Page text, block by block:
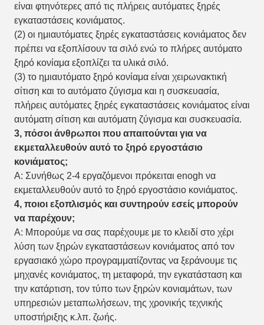
είναι φτηνότερες από τις πλήρεις αυτόματες ξηρές
εγκαταστάσεις κονιάματος.
(2) οι ημιαυτόματες ξηρές εγκαταστάσεις κονιάματος δεν
πρέπει να εξοπλίσουν τα σιλό ενώ το πλήρες αυτόματο
ξηρό κονίαμα εξοπλίζει τα υλικά σιλό.
(3) το ημιαυτόματο ξηρό κονίαμα είναι χειρωνακτική
σίτιση και το αυτόματο ζύγισμα και η συσκευασία,
πλήρεις αυτόματες ξηρές εγκαταστάσεις κονιάματος είναι
αυτόματη σίτιση και αυτόματη ζύγισμα και συσκευασία.
3, πόσοι άνθρωποι που απαιτούνται για να
εκμεταλλευθούν αυτό το ξηρό εργοστάσιο
κονιάματος;
Α: Συνήθως 2-4 εργαζόμενοι πρόκειται enogh να
εκμεταλλευθούν αυτό το ξηρό εργοστάσιο κονιάματος.
4, ποιοι εξοπλισμός και συντηρούν εσείς μπορούν
να παρέχουν;
Α: Μπορούμε να σας παρέχουμε με το κλειδί στο χέρι
λύση των ξηρών εγκαταστάσεων κονιάματος από τον
εργασιακό χώρο προγραμματίζοντας να ξεράνουμε τις
μηχανές κονιάματος, τη μεταφορά, την εγκατάσταση και
την κατάρτιση, τον τύπο των ξηρών κονιαμάτων, των
υπηρεσιών μεταπωλήσεων, της χρονικής τεχνικής
υποστήριξης κ.λπ. ζωής.